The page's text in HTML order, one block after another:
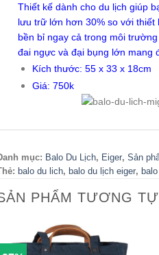
Thiết kế dành cho du lịch giúp
lưu trữ lớn hơn 30% so với thiết
bền bỉ ngay cả trong môi
đai ngực và đại bụng lớn mang
Kích thước: 55 x 33 x 18cm
Giá: 750k
mục: Balo Du Lịch, Eiger, Sản
balo du lich, balo du lịch eiger,
PHẨM TƯƠNG TỰ